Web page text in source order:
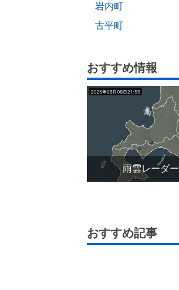
岩内町
古平町
おすすめ情報
雨雲レーダー
おすすめ記事